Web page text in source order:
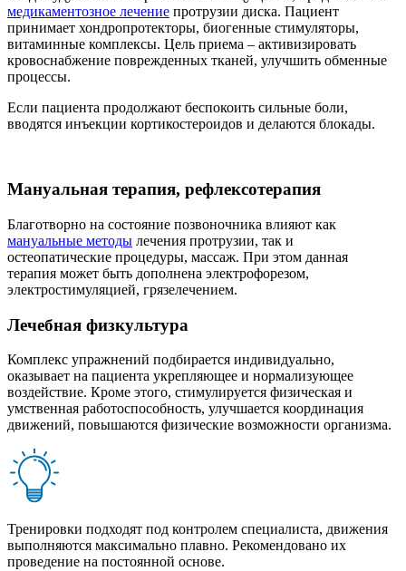
медикаментозное лечение протрузии диска. Пациент
принимает хондропротекторы, биогенные стимуляторы,
витаминные комплексы. Цель приема – активизировать
кровоснабжение поврежденных тканей, улучшить обменные
процессы.
Если пациента продолжают беспокоить сильные боли,
вводятся инъекции кортикостероидов и делаются блокады.
Мануальная терапия, рефлексотерапия
Благотворно на состояние позвоночника влияют как
мануальные методы лечения протрузии, так и
остеопатические процедуры, массаж. При этом данная
терапия может быть дополнена электрофорезом,
электростимуляцией, грязелечением.
Лечебная физкультура
Комплекс упражнений подбирается индивидуально,
оказывает на пациента укрепляющее и нормализующее
воздействие. Кроме этого, стимулируется физическая и
умственная работоспособность, улучшается координация
движений, повышаются физические возможности организма.
Тренировки подходят под контролем специалиста, движения
выполняются максимально плавно. Рекомендовано их
проведение на постоянной основе.